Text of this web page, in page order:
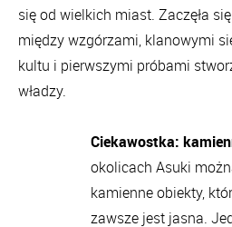
się od wielkich miast. Zaczęła
między wzgórzami, klanowymi
kultu i pierwszymi próbami
władzy.
Ciekawostka:
okolicach Asuki
kamienne obiekty,
zawsze jest jasna.